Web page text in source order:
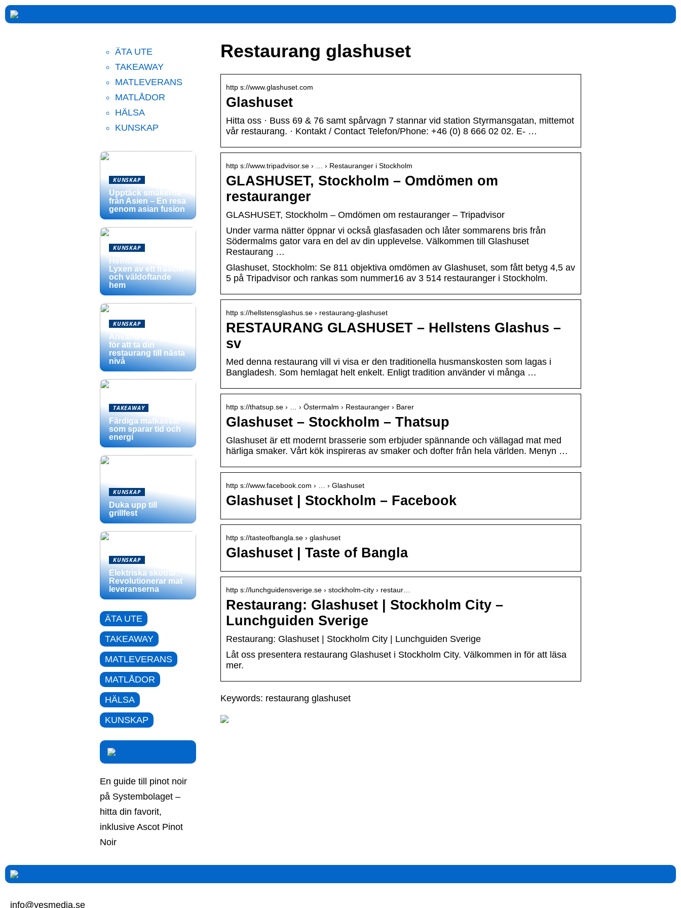
Restaurang glashuset
http s://www.glashuset.com
Glashuset
Hitta oss · Buss 69 & 76 samt spårvagn 7 stannar vid station Styrmansgatan, mittemot
vår restaurang. · Kontakt / Contact Telefon/Phone: +46 (0) 8 666 02 02. E- …
http s://www.tripadvisor.se › … › Restauranger i Stockholm
GLASHUSET, Stockholm – Omdömen om
restauranger
GLASHUSET, Stockholm – Omdömen om restauranger – Tripadvisor
Under varma nätter öppnar vi också glasfasaden och låter sommarens bris från
Södermalms gator vara en del av din upplevelse. Välkommen till Glashuset
Restaurang …
Glashuset, Stockholm: Se 811 objektiva omdömen av Glashuset, som fått betyg 4,5 av
5 på Tripadvisor och rankas som nummer16 av 3 514 restauranger i Stockholm.
http s://hellstensglashus.se › restaurang-glashuset
RESTAURANG GLASHUSET – Hellstens Glashus –
sv
Med denna restaurang vill vi visa er den traditionella husmanskosten som lagas i
Bangladesh. Som hemlagat helt enkelt. Enligt tradition använder vi många …
http s://thatsup.se › … › Östermalm › Restauranger › Barer
Glashuset – Stockholm – Thatsup
Glashuset är ett modernt brasserie som erbjuder spännande och vällagad mat med
härliga smaker. Vårt kök inspireras av smaker och dofter från hela världen. Menyn …
http s://www.facebook.com › … › Glashuset
Glashuset | Stockholm – Facebook
http s://tasteofbangla.se › glashuset
Glashuset | Taste of Bangla
http s://lunchguidensverige.se › stockholm-city › restaur…
Restaurang: Glashuset | Stockholm City –
Lunchguiden Sverige
Restaurang: Glashuset | Stockholm City | Lunchguiden Sverige
Låt oss presentera restaurang Glashuset i Stockholm City. Välkommen in för att läsa
mer.
Keywords: restaurang glashuset
ÄTA UTE
TAKEAWAY
MATLEVERANS
MATLÅDOR
HÄLSA
KUNSKAP
KUNSKAP
Upptäck smakerna
från Asien – En resa
genom asian fusion
KUNSKAP
Hemstädning –
Lyxen av ett fräscht
och väldoftande
hem
KUNSKAP
Använd dessa tips
för att ta din
restaurang till nästa
nivå
TAKEAWAY
Färdiga matkassar
som sparar tid och
energi
KUNSKAP
Duka upp till
grillfest
KUNSKAP
Elektriska skotrar:
Revolutionerar mat
leveranserna
ÄTA UTE
TAKEAWAY
MATLEVERANS
MATLÅDOR
HÄLSA
KUNSKAP
En guide till pinot noir
på Systembolaget –
hitta din favorit,
inklusive Ascot Pinot
Noir
info@yesmedia.se